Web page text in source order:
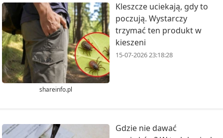
shareinfo.pl
Kleszcze uciekają, gdy to
poczują. Wystarczy
trzymać ten produkt w
kieszeni
15-07-2026 23:18:28
Gdzie nie dawać